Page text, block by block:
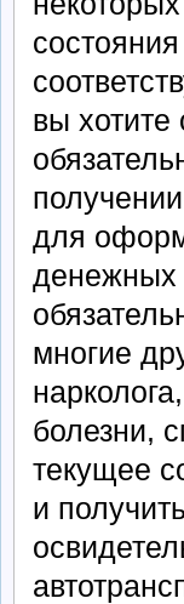
вы
для
денежных
многие
болезни,
текущее
и